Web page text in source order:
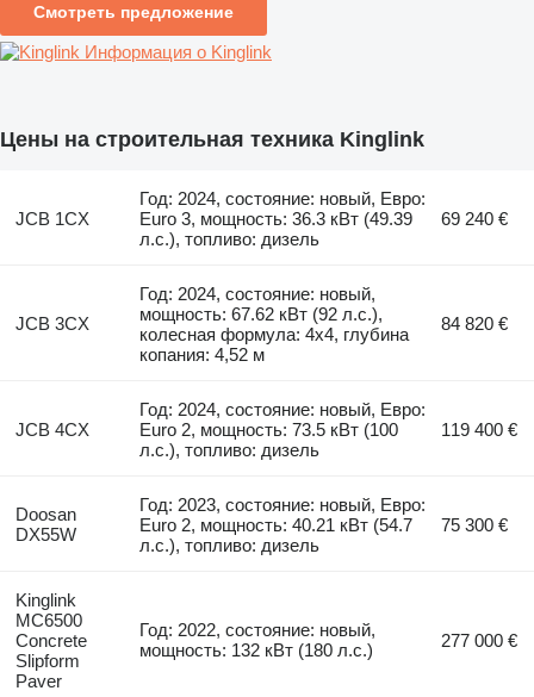
Смотреть предложение
Информация о Kinglink
Цены на строительная техника Kinglink
JCB 1CX
Год: 2024, состояние: новый, Евро:
Euro 3, мощность: 36.3 кВт (49.39
л.с.), топливо: дизель
69 240 €
JCB 3CX
Год: 2024, состояние: новый,
мощность: 67.62 кВт (92 л.с.),
колесная формула: 4x4, глубина
копания: 4,52 м
84 820 €
JCB 4CX
Год: 2024, состояние: новый, Евро:
Euro 2, мощность: 73.5 кВт (100
л.с.), топливо: дизель
119 400 €
Doosan
DX55W
Год: 2023, состояние: новый, Евро:
Euro 2, мощность: 40.21 кВт (54.7
л.с.), топливо: дизель
75 300 €
Kinglink
MC6500
Concrete
Slipform
Paver
Год: 2022, состояние: новый,
мощность: 132 кВт (180 л.с.)
277 000 €